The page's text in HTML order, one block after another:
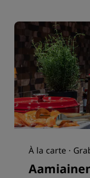
À la carte ·